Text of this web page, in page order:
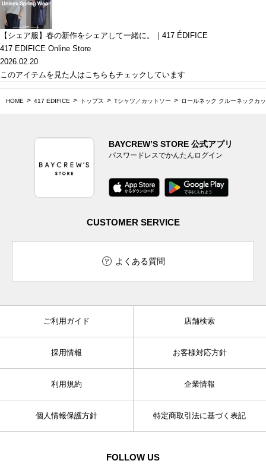
【シェア服】春の新作をシェアして一緒に。｜417 ÉDIFICE
417 EDIFICE Online Store
2026.02.20
このアイテムを見た人はこちらもチェックしています
HOME 417 EDIFICE トップス Tシャツ／カットソー ロールネック クルーネックカ
BAYCREW’S STORE 公式アプリ
パスワードレスでかんたんログイン
CUSTOMER SERVICE
よくある質問
ご利用ガイド 店舗検索
採用情報 お客様対応方針
利用規約 企業情報
個人情報保護方針 特定商取引法に基づく表記
FOLLOW US